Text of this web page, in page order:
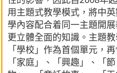
用主題式教學模式，將中
學內容配合着同一主題開
更立體全面的知識。主題
「學校」作為首個單元，
「家庭」、「興趣」、「